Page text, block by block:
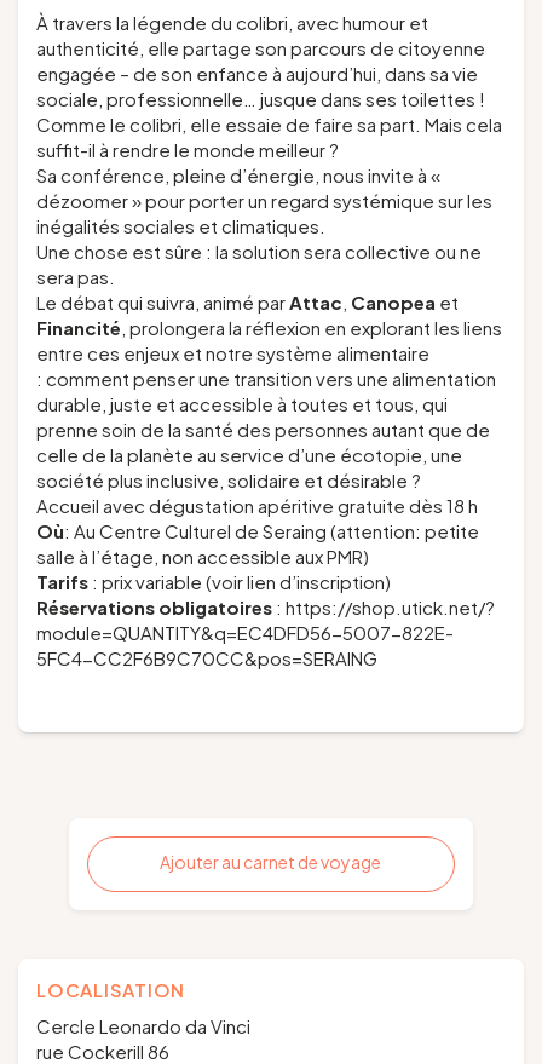
À travers la légende du colibri, avec humour et
authenticité, elle partage son parcours de citoyenne
engagée – de son enfance à aujourd’hui, dans sa vie
sociale, professionnelle… jusque dans ses toilettes !
Comme le colibri, elle essaie de faire sa part. Mais cela
suffit-il à rendre le monde meilleur ?
Sa conférence, pleine d’énergie, nous invite à «
dézoomer » pour porter un regard systémique sur les
inégalités sociales et climatiques.
Une chose est sûre : la solution sera collective ou ne
sera pas.
Le débat qui suivra, animé parAttac Canopea et
Financité , prolongera la réflexion en explorant les liens
entre ces enjeux et notre système alimentaire
: comment penser une transition vers une alimentation
durable, juste et accessible à toutes et tous, qui
prenne soin de la santé des personnes autant que de
celle de la planète au service d’une écotopie, une
société plus inclusive, solidaire et désirable ?
Accueil avec dégustation apéritive gratuite dès 18 h
Où: Au Centre Culturel de Seraing (attention: petite
salle à l’étage, non accessible aux PMR)
Tarifs : prix variable (voir lien d’inscription)
Réservations obligatoires : https://shop.utick.net/?
module=QUANTITY&q=EC4DFD56-5007-822E-
5FC4-CC2F6B9C70CC&pos=SERAING
Ajouter au carnet de voyage
LOCALISATION
Cercle Leonardo da Vinci
rue Cockerill 86